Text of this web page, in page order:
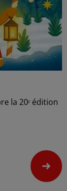
la 20ᵉ édition